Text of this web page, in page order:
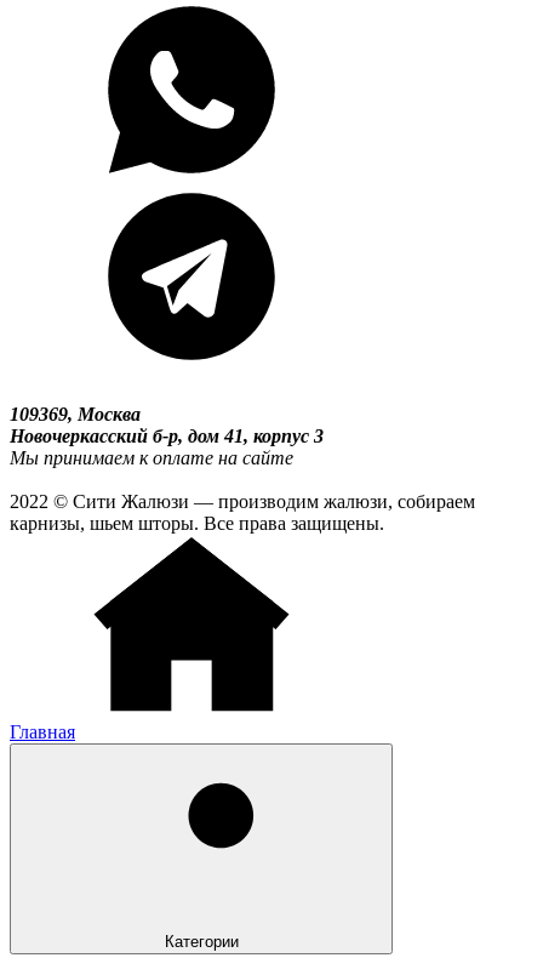
109369, Москва
Новочеркасский б-р, дом 41, корпус 3
Мы принимаем к оплате на сайте
2022 © Сити Жалюзи — производим жалюзи, собираем
карнизы, шьем шторы. Все права защищены.
Главная
Категории